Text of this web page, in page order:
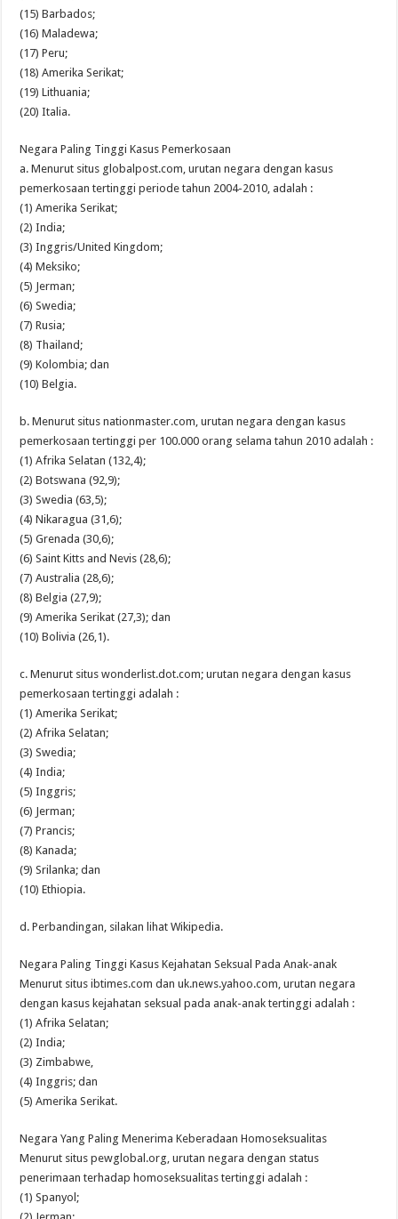
(15) Barbados;
(16) Maladewa;
(17) Peru;
(18) Amerika Serikat;
(19) Lithuania;
(20) Italia.
Negara Paling Tinggi Kasus Pemerkosaan
a. Menurut situs globalpost.com, urutan negara dengan kasus
pemerkosaan tertinggi periode tahun 2004-2010, adalah :
(1) Amerika Serikat;
(2) India;
(3) Inggris/United Kingdom;
(4) Meksiko;
(5) Jerman;
(6) Swedia;
(7) Rusia;
(8) Thailand;
(9) Kolombia; dan
(10) Belgia.
b. Menurut situs nationmaster.com, urutan negara dengan kasus
pemerkosaan tertinggi per 100.000 orang selama tahun 2010 adalah :
(1) Afrika Selatan (132,4);
(2) Botswana (92,9);
(3) Swedia (63,5);
(4) Nikaragua (31,6);
(5) Grenada (30,6);
(6) Saint Kitts and Nevis (28,6);
(7) Australia (28,6);
(8) Belgia (27,9);
(9) Amerika Serikat (27,3); dan
(10) Bolivia (26,1).
c. Menurut situs wonderlist.dot.com; urutan negara dengan kasus
pemerkosaan tertinggi adalah :
(1) Amerika Serikat;
(2) Afrika Selatan;
(3) Swedia;
(4) India;
(5) Inggris;
(6) Jerman;
(7) Prancis;
(8) Kanada;
(9) Srilanka; dan
(10) Ethiopia.
d. Perbandingan, silakan lihat Wikipedia.
Negara Paling Tinggi Kasus Kejahatan Seksual Pada Anak-anak
Menurut situs ibtimes.com dan uk.news.yahoo.com, urutan negara
dengan kasus kejahatan seksual pada anak-anak tertinggi adalah :
(1) Afrika Selatan;
(2) India;
(3) Zimbabwe,
(4) Inggris; dan
(5) Amerika Serikat.
Negara Yang Paling Menerima Keberadaan Homoseksualitas
Menurut situs pewglobal.org, urutan negara dengan status
penerimaan terhadap homoseksualitas tertinggi adalah :
(1) Spanyol;